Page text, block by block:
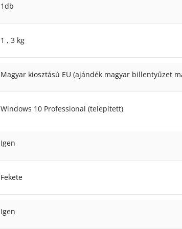
1db
1 , 3 kg
Magyar kiosztású EU (ajándék magyar billentyűzet
Windows 10 Professional (telepített)
Igen
Fekete
Igen